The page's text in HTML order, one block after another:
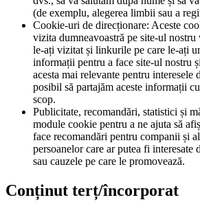
(de exemplu, alegerea limbii sau a
Cookie-uri de direcționare: Aceste cookie-uri înregistrează
vizita dumneavoastră pe site-ul
le-ați vizitat și linkurile pe care le-ați
informații pentru a face site-ul nostru
acesta mai relevante pentru interesele
posibil să partajăm aceste informații
scop.
Publicitate, recomandări, statistici și măsurători: utilizăm
module cookie pentru a ne ajuta să
face recomandări pentru companii și
persoanelor care ar putea fi interesate
sau cauzele pe care le promovează.
Conținut terț/încorporat